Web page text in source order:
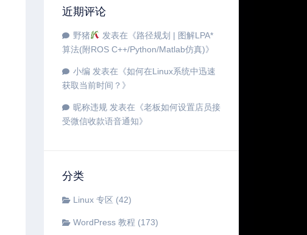
近期评论
野猪 发表在《路径规划 | 图解LPA*
算法(附ROS C++/Python/Matlab仿真)》
小编 发表在《如何在Linux系统中迅速
获取当前时间？ 》
昵称违规 发表在《老板如何设置店员接
受微信收款语音通知》
分类
Linux 专区 (42)
WordPress 教程 (173)